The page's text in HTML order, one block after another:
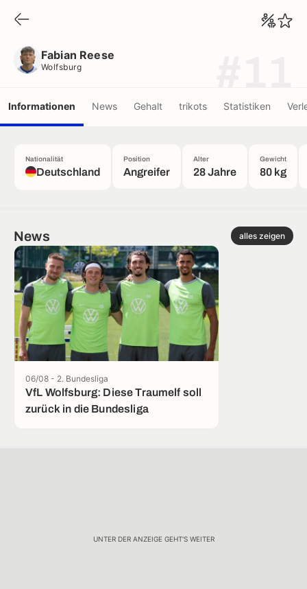
Fabian Reese
Wolfsburg
Informationen News Gehalt trikots Statistiken
Nationalität
Deutschland
Position
Angreifer
Alter
28 Jahre
Gewicht
80 kg
News alles zeigen
VfL Wolfsburg: Diese Traumelf soll
zurück in die Bundesliga
06/08 - 2. Bundesliga
UNTER DER ANZEIGE GEHT'S WEITER